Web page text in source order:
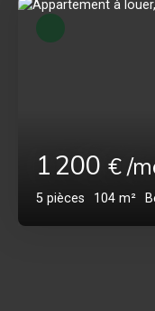
1 200 € /
5 pièces 104 m²